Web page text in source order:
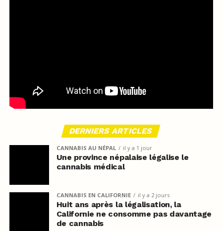
DERNIERS ARTICLES
CANNABIS AU NÉPAL il y a 1 jour
Une province népalaise légalise le
cannabis médical
CANNABIS EN CALIFORNIE il y a 2 jours
Huit ans après la légalisation, la
Californie ne consomme pas davantage
de cannabis